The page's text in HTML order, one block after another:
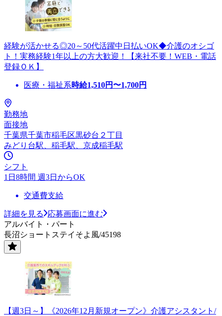
経験が活かせる◎20～50代活躍中日払いOK◆介護のオシゴ
ト！実務経験1年以上の方大歓迎！【来社不要！WEB・電話
登録ＯＫ】
医療・福祉系時給1,510円〜1,700円
勤務地
面接地
千葉県千葉市稲毛区黒砂台２丁目
みどり台駅、稲毛駅、京成稲毛駅
シフト
1日8時間 週3日からOK
交通費支給
詳細を見る
応募画面に進む
アルバイト・パート
長沼ショートステイそよ風/45198
【週3日～】《2026年12月新規オープン》介護アシスタント/